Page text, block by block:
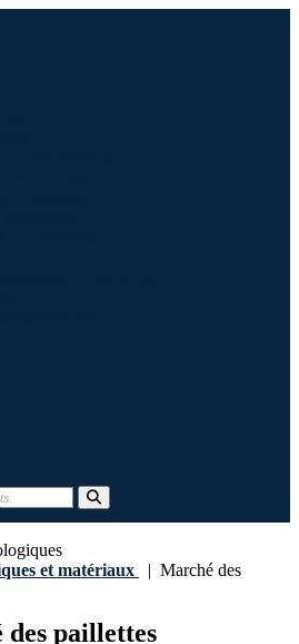
et matériaux | Marché des
paillettes